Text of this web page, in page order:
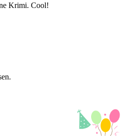
Krimi. Cool!